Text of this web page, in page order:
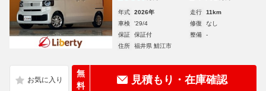
年式 2026年 走行
11km
車検
'29/4 修復
なし
保証
保証付 整備
-
住所
福井県 鯖江市
無
料
見積もり・在庫確認